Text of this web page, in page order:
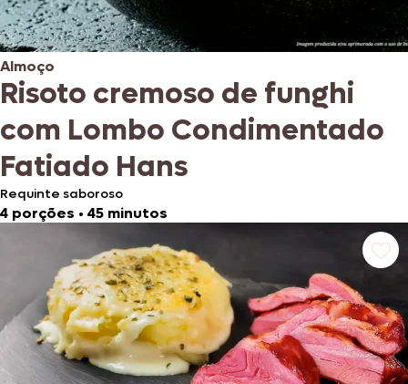
Almoço
Risoto cremoso de funghi
com Lombo Condimentado
Fatiado Hans
Requinte saboroso
4 porções • 45 minutos